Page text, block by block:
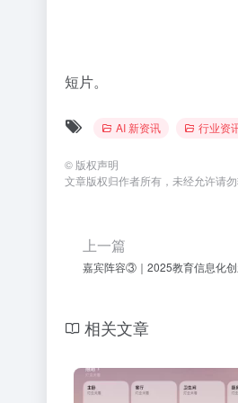
短片。
AI 新资讯 行业资
© 版权声明
文章版权归作者所有，未经允许请勿
上一篇
嘉宾阵容③｜2025教育信息化
相关文章